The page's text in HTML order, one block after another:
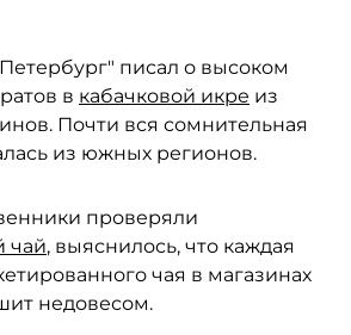
писал о высоком
в кабачковой икре из
Почти вся сомнительная
из южных регионов.
проверяли
чай, выяснилось, что каждая
чая в магазинах
недовесом.